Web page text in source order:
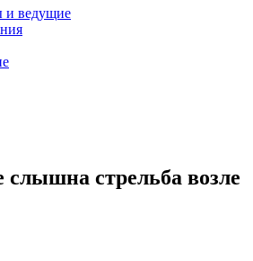
и ведущие
слышна стрельба возле